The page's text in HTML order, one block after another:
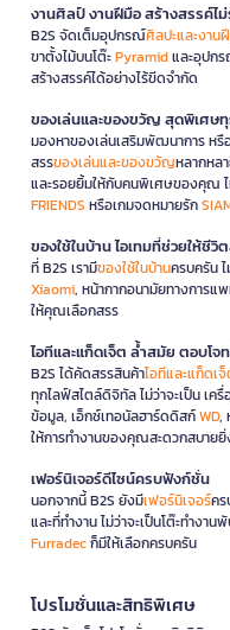
งานศิลป์ งานฝีมือ สร้างสรรค์ไ
B2S จัดเต็มอุปกรณ์ศิลปะและงาน
ขาตั้งไม้บนโต๊ะPyramidและอุปก
สร้างสรรค์ได้อย่างไร้ขีดจำกัด
ของเล่นและของขวัญ สุดพิเศษ
มองหาของเล่นเสริมพัฒนาการ ห
สรรของเล่นและของขวัญหลากหล
และรอยยิ้มให้กับคนพิเศษของคุณ ไ
FRIENDS หรือเกมจดหมายรัก
ของใช้ในบ้าน ไอเทมที่ช่วยให้ชี
ที่ B2S เรามีของใช้ในบ้านครบครัน
Xiaomi, หน้ากากอนามัยทางการแ
ให้คุณเลือกสรร
ไอทีและแก็ดเจ็ต ล้ำสมัย ตอบโ
B2S ได้คัดสรรสินค้าไอทีและแก็ดเ
ทุกไลฟ์สไตล์ดิจิทัล ไม่ว่าจะเป็น เครื่
ข้อมูล, เอ็กซ์เทอนัลฮาร์ดดิสก์WD,
ให้การทำงานของคุณสะดวกสบาย
เฟอร์นิเจอร์ดีไซน์ครบฟังก์ชั่น
นอกจากนี้ B2S ยังมีเฟอร์นิเจอร์ค
และที่ทำงาน ไม่ว่าจะเป็นโต๊ะทำงา
Furradecก็มีให้เลือกครบครัน
โปรโมชั่นและสิทธิพิเศษ